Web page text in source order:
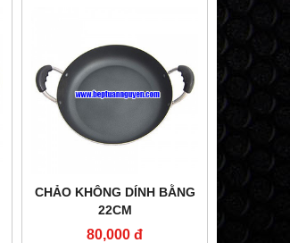
CHẢO KHÔNG DÍNH BẰNG
22CM
80,000 đ